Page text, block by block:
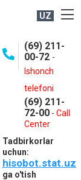
UZ
(69) 211-
00-72 -
Ishonch
telefoni
(69) 211-
72-00 - Call
Center
Tadbirkorlar
uchun:
hisobot.stat.uz
ga o'tish